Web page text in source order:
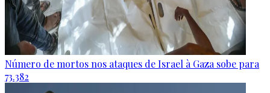
Número de mortos nos ataques de Israel à Gaza sobe para
73.382